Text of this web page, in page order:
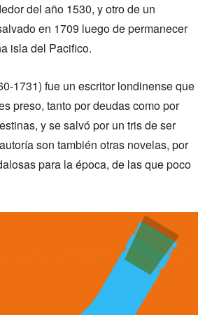
del año 1530, y otro de un
en 1709 luego de permanecer
isla del Pacifico.
1731) fue un escritor londinense que
preso, tanto por deudas como por
y se salvó por un tris de ser
son también otras novelas, por
para la época, de las que poco